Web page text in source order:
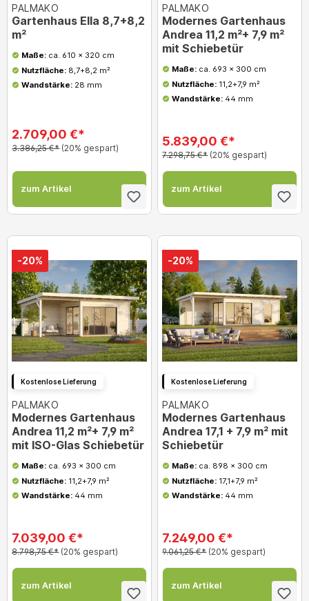
PALMAKO
Gartenhaus Ella 8,7+8,2
m²
Maße: ca. 610 x 320 cm
Nutzfläche:8,7+8,2 m²
Wandstärke: 28 mm
2.709,00 €*
3.386,25 €* (20% gespart)
zum Artikel
PALMAKO
Modernes Gartenhaus
Andrea 11,2 m²+ 7,9 m²
mit Schiebetür
Maße: ca. 693 x 300 cm
Nutzfläche:11,2+7,9 m²
Wandstärke: 44 mm
5.839,00 €*
7.298,75 €* (20% gespart)
zum Artikel
-20%
Kostenlose Lieferung
PALMAKO
Modernes Gartenhaus
Andrea 11,2 m²+ 7,9 m²
mit ISO-Glas Schiebetür
Maße: ca. 693 x 300 cm
Nutzfläche:11,2+7,9 m²
Wandstärke: 44 mm
7.039,00 €*
8.798,75 €* (20% gespart)
zum Artikel
-20%
Kostenlose Lieferung
PALMAKO
Modernes Gartenhaus
Andrea 17,1 + 7,9 m² mit
Schiebetür
Maße: ca. 898 x 300 cm
Nutzfläche:17,1+7,9 m²
Wandstärke: 44 mm
7.249,00 €*
9.061,25 €* (20% gespart)
zum Artikel